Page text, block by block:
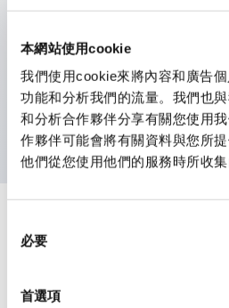
本網站使用cookie
我們使用cookie來將內容和廣告
功能和分析我們的流量。我們也
和分析合作夥伴分享有關您使用
作夥伴可能會將有關資料與您所
他們從您使用他們的服務時所收集
必要
首選項
亦容易進行。
採用刺刀機構的鎖定桿拆裝方式
為密閉型）
UL、CSA認證品及符合EN標
規格